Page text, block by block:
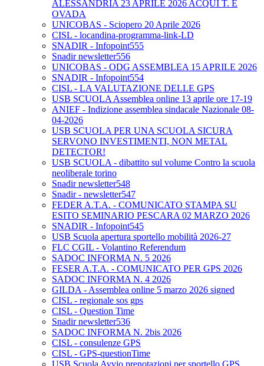
ALESSANDRIA 23 APRILE 2026 ACQUI T. E
OVADA
UNICOBAS - Sciopero 20 Aprile 2026
CISL - locandina-programma-link-LD
SNADIR - Infopoint555
Snadir newsletter556
UNICOBAS - ODG ASSEMBLEA 15 APRILE 2026
SNADIR - Infopoint554
CISL - LA VALUTAZIONE DELLE GPS
USB SCUOLA Assemblea online 13 aprile ore 17-19
ANIEF - Indizione assemblea sindacale Nazionale 08-
04-2026
USB SCUOLA PER UNA SCUOLA SICURA
SERVONO INVESTIMENTI, NON METAL
DETECTOR!
USB SCUOLA - dibattito sul volume Contro la scuola
neoliberale torino
Snadir newsletter548
Snadir - newsletter547
FEDER A.T.A. - COMUNICATO STAMPA SU
ESITO SEMINARIO PESCARA 02 MARZO 2026
SNADIR - Infopoint545
USB Scuola apertura sportello mobilità 2026-27
FLC CGIL - Volantino Referendum
SADOC INFORMA N. 5 2026
FESER A.T.A. - COMUNICATO PER GPS 2026
SADOC INFORMA N. 4 2026
GILDA - Assemblea online 5 marzo 2026 signed
CISL - regionale sos gps
CISL - Question Time
Snadir newsletter536
SADOC INFORMA N. 2bis 2026
CISL - consulenze GPS
CISL - GPS-questionTime